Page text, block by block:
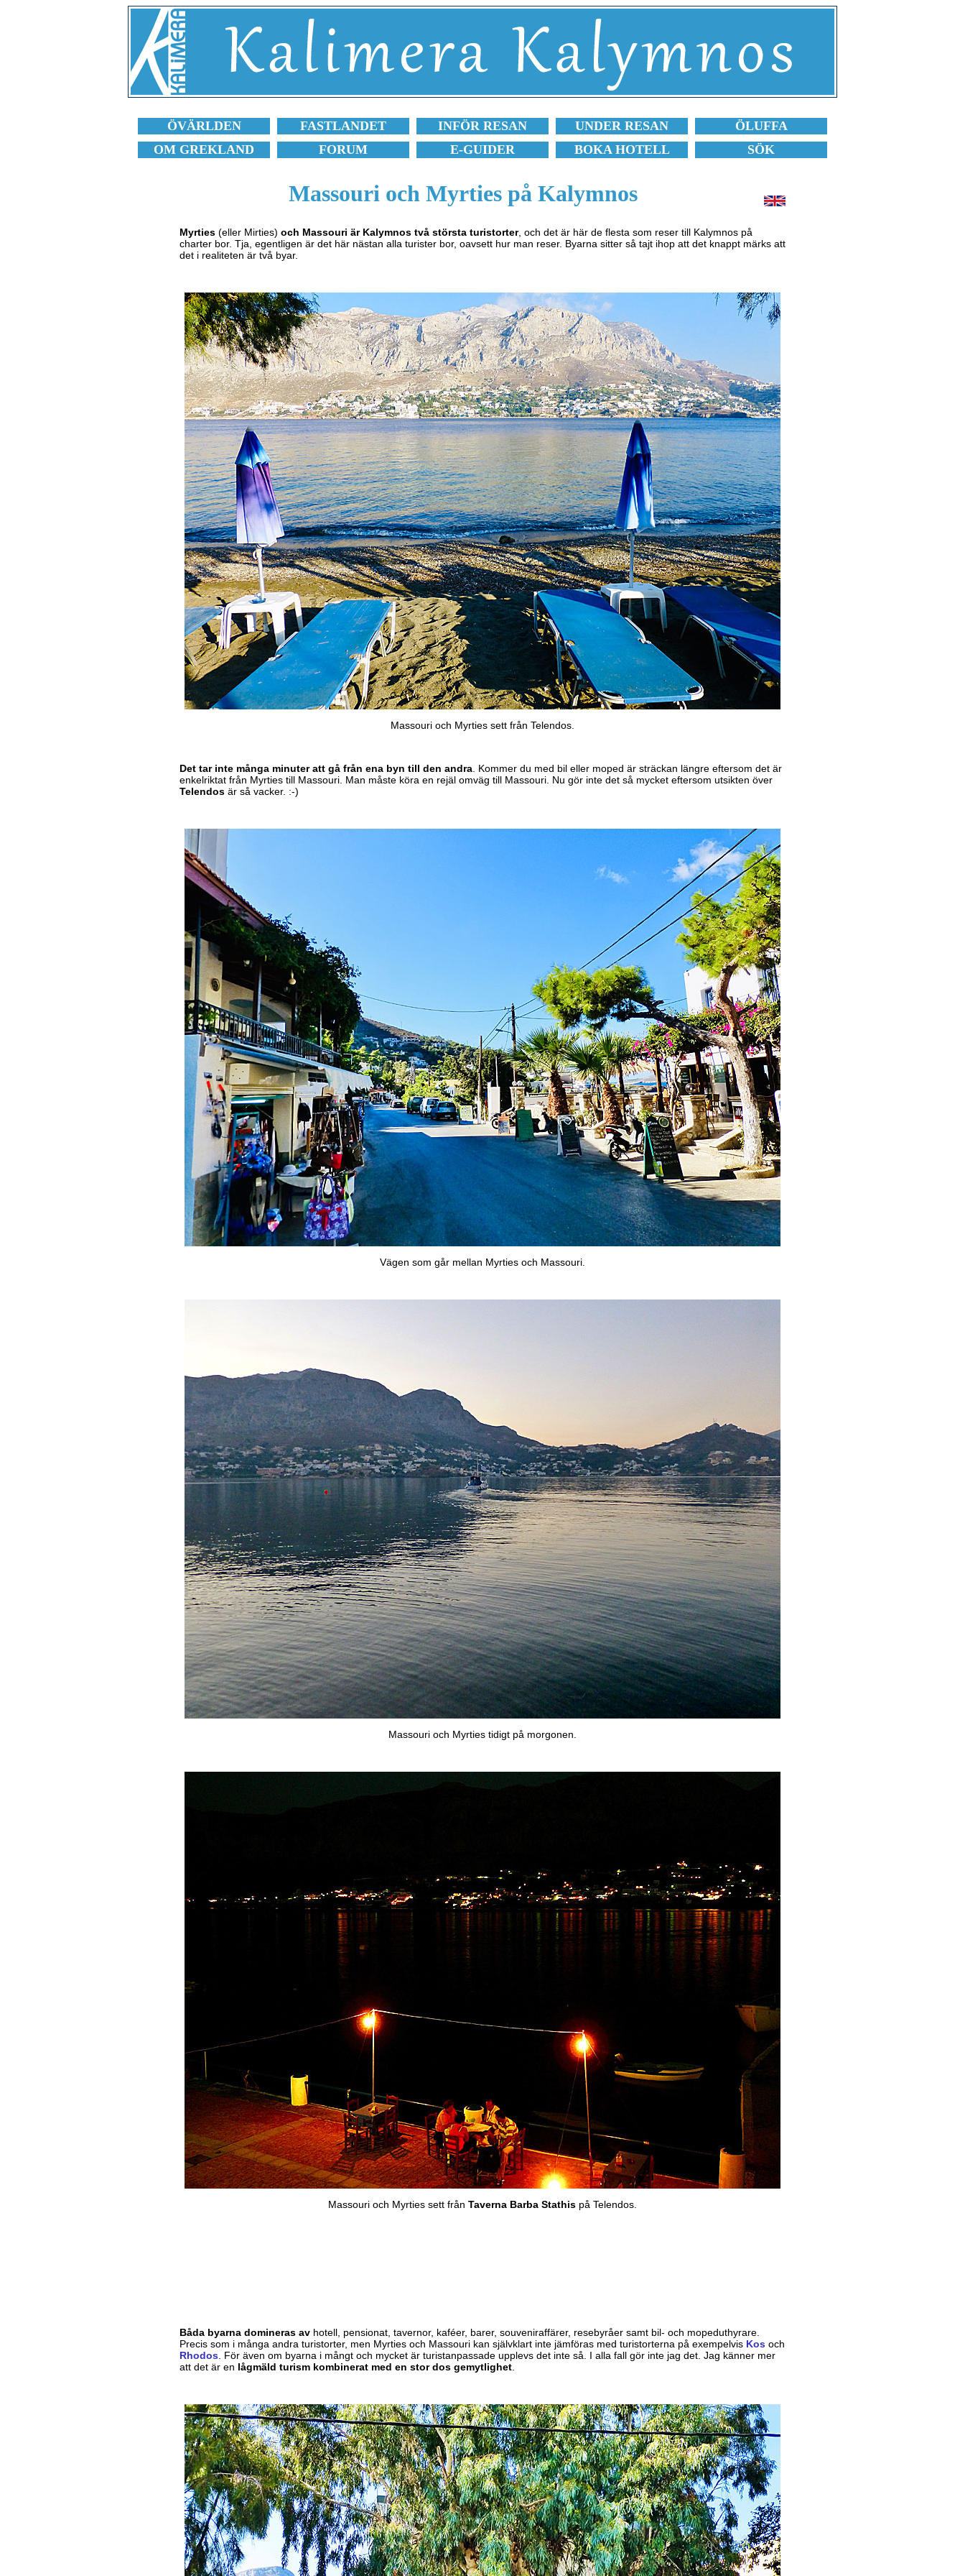
ÖVÄRLDEN FASTLANDET INFÖR RESAN UNDER RESAN
ÖLUFFA
OM GREKLAND
FORUM E-GUIDER BOKA HOTELL SÖK
Massouri och Myrties på Kalymnos
Myrties (eller Mirties) och Massouri är Kalymnos två största turistorter, och det är här de flesta som reser till Kalymnos på
charter bor. Tja, egentligen är det här nästan alla turister bor, oavsett hur man reser. Byarna sitter så tajt ihop att det knappt märks att
det i realiteten är två byar.
Massouri och Myrties sett från Telendos.
Det tar inte många minuter att gå från ena byn till den andra . Kommer du med bil eller moped är sträckan längre eftersom det är
enkelriktat från Myrties till Massouri. Man måste köra en rejäl omväg till Massouri. Nu gör inte det så mycket eftersom utsikten över
Telendos är så vacker. :-)
Vägen som går mellan Myrties och Massouri.
Massouri och Myrties tidigt på morgonen.
Massouri och Myrties sett från Taverna Barba Stathis på Telendos.
Båda byarna domineras av hotell, pensionat, tavernor, kaféer, barer, souveniraffärer, resebyråer samt bil- och mopeduthyrare.
Precis som i många andra turistorter, men Myrties och Massouri kan självklart inte jämföras med turistorterna på exempelvis Kos och
Rhodos
För även om byarna i mångt och mycket är turistanpassade upplevs det inte så. I alla fall gör inte jag det. Jag känner mer
att det är en lågmäld turism kombinerat med en stor dos gemytlighet